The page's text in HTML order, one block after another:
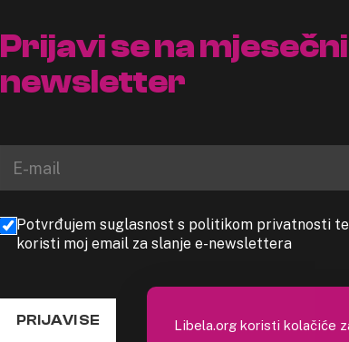
Prijavi se na mjesečni
newsletter
Potvrđujem suglasnost s politikom privatnosti
koristi moj email za slanje e-newslettera
PRIJAVI SE
Libela.org koristi kolačiće